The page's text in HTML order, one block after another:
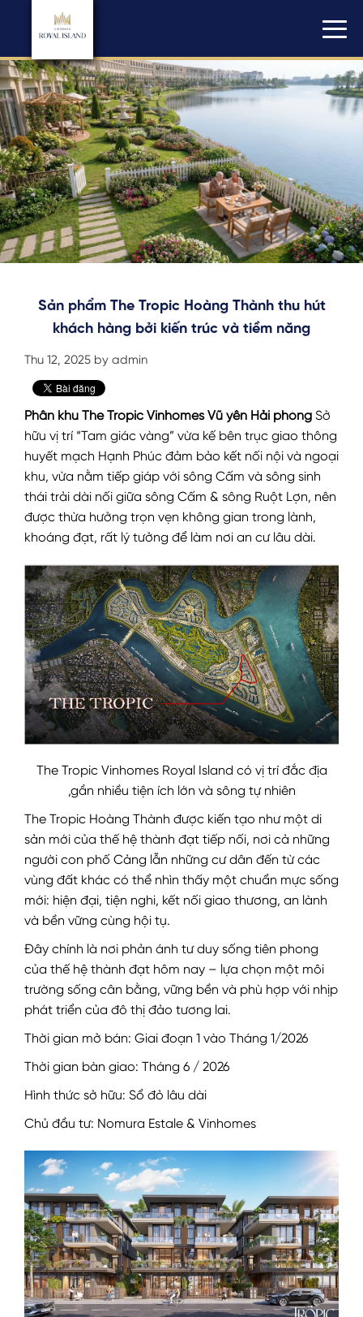
Sản phẩm The Tropic Hoàng Thành thu hút
khách hàng bởi kiến trúc và tiềm năng
Thu 12, 2025 by admin
Phân khu The Tropic Vinhomes Vũ yên Hải phòng Sở
hữu vị trí “Tam giác vàng” vừa kế bên trục giao thông
huyết mạch Hạnh Phúc đảm bảo kết nối nội và ngoại
khu, vừa nằm tiếp giáp với sông Cấm và sông sinh
thái trải dài nối giữa sông Cấm & sông Ruột Lợn, nên
được thừa hưởng trọn vẹn không gian trong lành,
khoáng đạt, rất lý tưởng để làm nơi an cư lâu dài.
The Tropic Vinhomes Royal Island có vị trí đắc địa
,gần nhiều tiện ích lớn và sông tự nhiên
The Tropic Hoàng Thành được kiến tạo như một di
sản mới của thế hệ thành đạt tiếp nối, nơi cả những
người con phố Cảng lẫn những cư dân đến từ các
vùng đất khác có thể nhìn thấy một chuẩn mực sống
mới: hiện đại, tiện nghi, kết nối giao thương, an lành
và bền vững cùng hội tụ.
Đây chính là nơi phản ánh tư duy sống tiên phong
của thế hệ thành đạt hôm nay – lựa chọn một môi
trường sống cân bằng, vững bền và phù hợp với nhịp
phát triển của đô thị đảo tương lai.
Thời gian mở bán: Giai đoạn 1 vào Tháng 1/2026
Thời gian bàn giao: Tháng 6 / 2026
Hình thức sở hữu: Sổ đỏ lâu dài
Chủ đầu tư: Nomura Estale & Vinhomes